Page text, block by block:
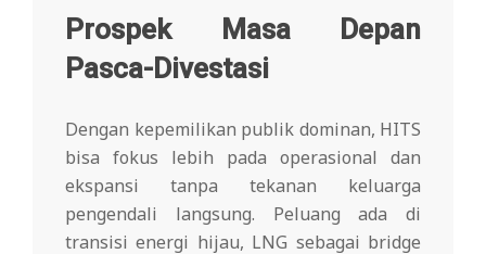
Prospek Masa Depan
Pasca-Divestasi
Dengan kepemilikan publik dominan, HITS
bisa fokus lebih pada operasional dan
ekspansi tanpa tekanan keluarga
pengendali langsung. Peluang ada di
transisi energi hijau, LNG sebagai bridge